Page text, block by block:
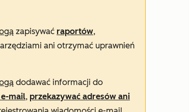
zapisywać raportów,
ani otrzymać uprawnień
dodawać informacji do
mail, przekazywać adresów ani